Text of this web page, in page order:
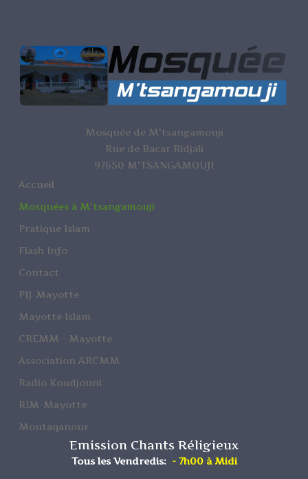
Mosquée de M'tsangamouji
Rue de Bacar Ridjali
97650 M'TSANGAMOUJI
Accueil
Mosquées à M'tsangamouji
Pratique Islam
Flash Info
Contact
PIJ-Mayotte
Mayotte Islam
CREMM - Mayotte
Association ARCMM
Radio Koudjouni
RIM-Mayotte
Moutaqanour
Emission Chants Réligieux
Tous les Vendredis: - 7h00 à Midi